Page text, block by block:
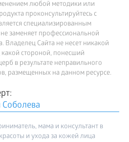
любой методики или
проконсультируйтесь с
специализированным
заменяет профессиональной
Владелец Сайта не несет никакой
какой стороной, понесший
в результате неправильного
размещенных на данном ресурсе.
мама и консультант в
и ухода за кожей лица